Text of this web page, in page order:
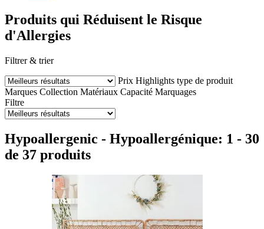
Produits qui Réduisent le Risque
d'Allergies
Filtrer & trier
Prix Highlights type de produit
Marques Collection Matériaux Capacité Marquages
Filtre
Hypoallergenic - Hypoallergénique: 1 - 30
de 37 produits